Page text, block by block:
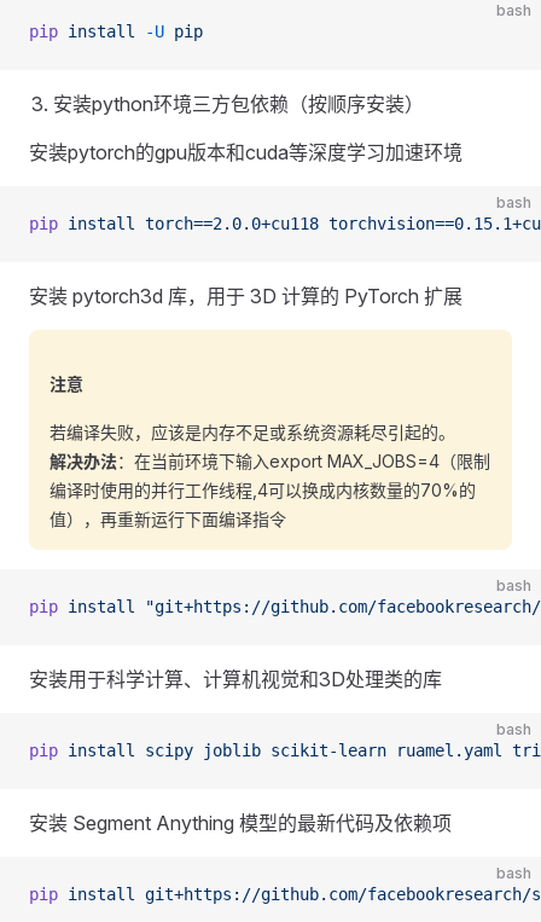
bash
pip install -U pip
安装python环境三方包依赖（按顺序安装）
安装pytorch的gpu版本和cuda等深度学习加速环境
bash
pip install torch==2.0.0+cu118
安装 pytorch3d 库，用于 3D 计算的 PyTorch 扩展
注意
若编译失败，应该是内存不足或系统资源耗尽引起的。
解决办法：在当前环境下输入export MAX_JOBS=4（限制
编译时使用的并行工作线程,4可以换成内核数量的70%的
值），再重新运行下面编译指令
bash
pip install "git+https://github.com/
安装用于科学计算、计算机视觉和3D处理类的库
bash
pip install scipy joblib scikit-learn ruamel.yaml
安装 Segment Anything 模型的最新代码及依赖项
bash
pip install git+https://github.com/facebookresearch/